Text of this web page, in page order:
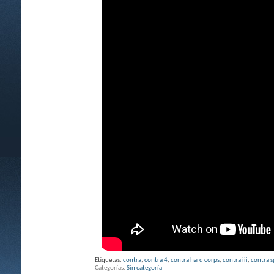
Etiquetas: contra, contra 4, contra hard corps, contra iii, contra
Categorías Sin categoría